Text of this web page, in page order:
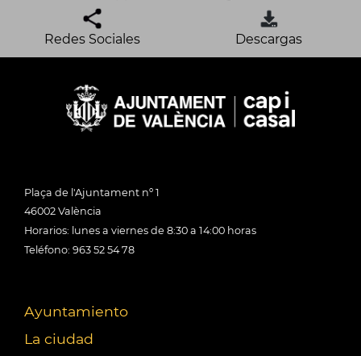
Redes Sociales Descargas
Plaça de l'Ajuntament nº 1
46002 València
Horarios: lunes a viernes de 8:30 a 14:00 horas
Teléfono: 963 52 54 78
Ayuntamiento
La ciudad